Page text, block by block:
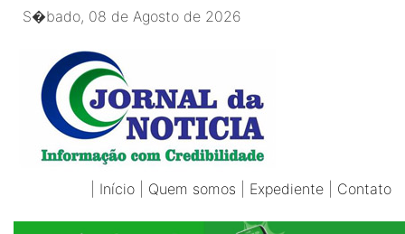
S�bado, 08 de Agosto de 2026
Início Quem somos Expediente Contato